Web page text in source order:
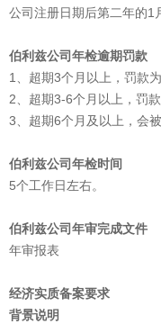
公司注册日期后第二年的1
伯利兹公司年检逾期罚款
1、超期3个月以上，罚款
2、超期3-6个月以上，罚
3、超期6个月及以上，会
伯利兹公司年检时间
5个工作日左右。
伯利兹公司年审完成文件
年审报表
经济实质备案要求
背景说明